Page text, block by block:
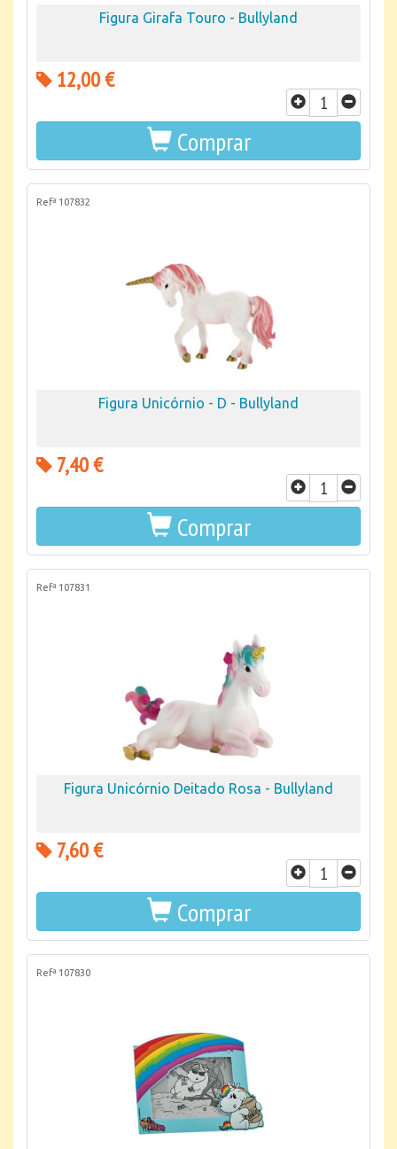
Figura Girafa Touro - Bullyland
12,00 €
Comprar
Refª 107832
Figura Unicórnio - D - Bullyland
7,40 €
Comprar
Refª 107831
Figura Unicórnio Deitado Rosa - Bullyland
7,60 €
Comprar
Refª 107830